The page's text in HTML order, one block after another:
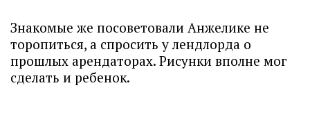
Знакомые же посоветовали Анжелике не
торопиться, а спросить у лендлорда о
прошлых арендаторах. Рисунки вполне мог
сделать и ребенок.